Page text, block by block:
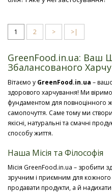
1 2 > >|
GreenFood.in.ua: Ваш
Збалансованого
Вітаємо у GreenFood.in.ua –
здорового харчування! Ми
фундаментом для повноцінного
самопочуття. Саме тому ми
якісні, натуральні та смачні
способу життя.
Наша Місія та Філософія
Місія GreenFood.in.ua – зробити
зручним і приємним для
продавати продукти, а й